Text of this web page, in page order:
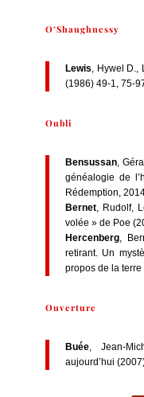
O’Shaughnessy
Lewis, Hywel D.,
(1986) 49-1, 75-
Oubli
Bensussan,
généalogie de
Rédemption,
Bernet, Rudolf,
volée » de Poe
Hercenberg,
retirant. Un
propos de la
Ouverture
Buée, Jean-
aujourd’hui